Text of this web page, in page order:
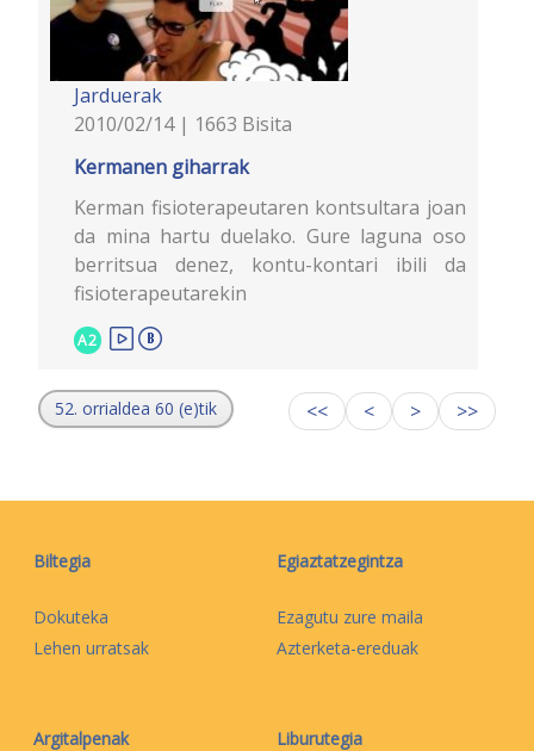
Jarduerak
2010/02/14 | 1663 Bisita
Kermanen giharrak
Kerman fisioterapeutaren kontsultara joan
da mina hartu duelako. Gure laguna oso
berritsua denez, kontu-kontari ibili da
fisioterapeutarekin
A2
52. orrialdea 60 (e)tik << < > >>
Biltegia
Dokuteka
Lehen urratsak
Egiaztatzegintza
Ezagutu zure maila
Azterketa-ereduak
Argitalpenak Liburutegia